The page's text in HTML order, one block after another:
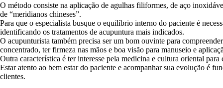
O método consiste na aplicação de agulhas filiformes, de aço
de “meridianos chineses”.
Para que o especialista busque o equilíbrio interno do paciente é
identificando os tratamentos de acupuntura mais indicados.
O acupunturista também precisa ser um bom ouvinte para
concentrado, ter firmeza nas mãos e boa visão para manuseio e
Outra característica é ter interesse pela medicina e cultura oriental
Estar atento ao bem estar do paciente e acompanhar sua evolução é
clientes.